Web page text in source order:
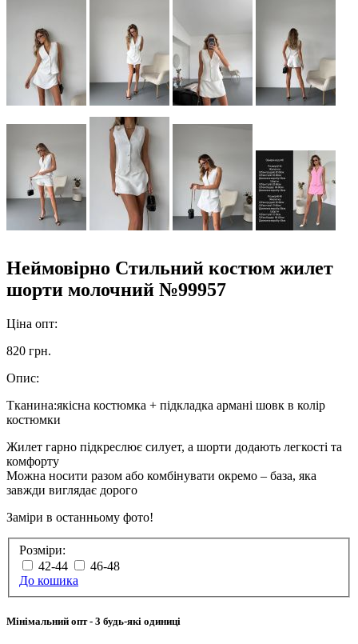
Неймовірно Стильний костюм жилет
шорти молочний №99957
Ціна опт:
820 грн.
Опис:
Тканина:якісна костюмка + підкладка армані шовк в колір
костюмки
Жилет гарно підкреслює силует, а шорти додають легкості та
комфорту
Можна носити разом або комбінувати окремо – база, яка
завжди виглядає дорого
Заміри в останньому фото!
Розміри:
42-44
46-48
До кошика
Мінімальний опт- 3 будь-які одиниці